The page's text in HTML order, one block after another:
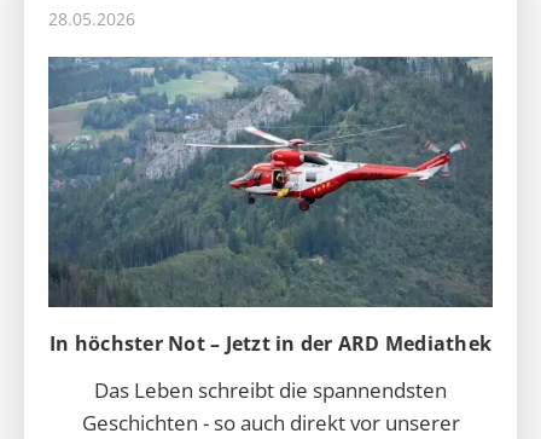
28.05.2026
In höchster Not – Jetzt in der ARD Mediathek
Das Leben schreibt die spannendsten
Geschichten - so auch direkt vor unserer